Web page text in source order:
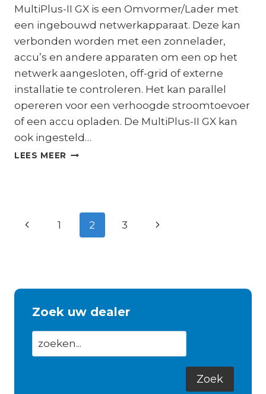
MultiPlus-II GX is een Omvormer/Lader met
een ingebouwd netwerkapparaat. Deze kan
verbonden worden met een zonnelader,
accu’s en andere apparaten om een op het
netwerk aangesloten, off-grid of externe
installatie te controleren. Het kan parallel
opereren voor een verhoogde stroomtoevoer
of een accu opladen. De MultiPlus-II GX kan
ook ingesteld…
LEES MEER MULTIPLUS-
Paginanavigatie
Vorige
1 2 3
Volgende
Zoek uw dealer